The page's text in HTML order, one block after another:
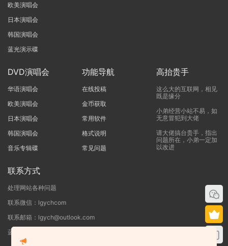
欧美演唱会
日本演唱会
韩国演唱会
蓝光演示碟
DVD演唱会
华语演唱会
欧美演唱会
日本演唱会
韩国演唱会
音乐专辑碟
功能导航
在线投稿
金币获取
常用软件
格式说明
常见问题
高抬贵手
这么大的互联网，相见
既是缘分
小弟经营小站不易，如
无意冒犯到大佬
请大佬搞台贵手，指出
问题所在，小弟一定加
以改进
联系方式
处理网站各种问题
联系微信：lgychcom
联系邮箱：lgych@outlook.com
蓝光演唱会网 - 专注于ISO和BDMV蓝光演唱会下载服务